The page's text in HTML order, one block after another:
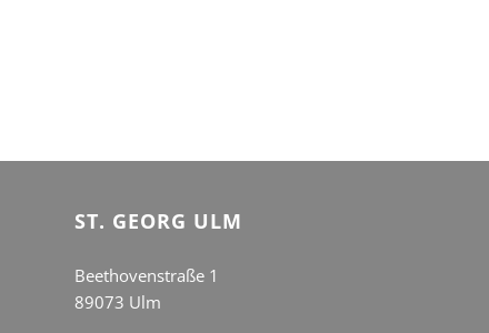
ST. GEORG ULM
Beethovenstraße 1
89073 Ulm